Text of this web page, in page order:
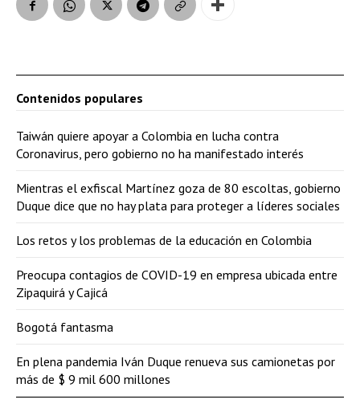
Contenidos populares
Taiwán quiere apoyar a Colombia en lucha contra
Coronavirus, pero gobierno no ha manifestado interés
Mientras el exfiscal Martínez goza de 80 escoltas, gobierno
Duque dice que no hay plata para proteger a líderes sociales
Los retos y los problemas de la educación en Colombia
Preocupa contagios de COVID-19 en empresa ubicada entre
Zipaquirá y Cajicá
Bogotá fantasma
En plena pandemia Iván Duque renueva sus camionetas por
más de $ 9 mil 600 millones